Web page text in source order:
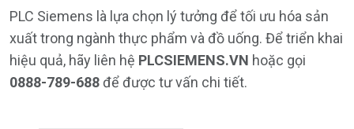
PLC Siemens là lựa chọn lý tưởng để tối ưu hóa sản
xuất trong ngành thực phẩm và đồ uống. Để triển khai
hiệu quả, hãy liên hệ PLCSIEMENS.VN hoặc gọi
0888-789-688để được tư vấn chi tiết.